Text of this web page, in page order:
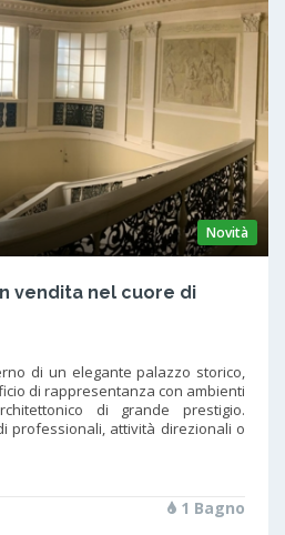
Novità
vendita nel cuore di
di un elegante palazzo storico,
di rappresentanza con ambienti
di grande prestigio.
professionali, attività direzionali o
1 Bagno